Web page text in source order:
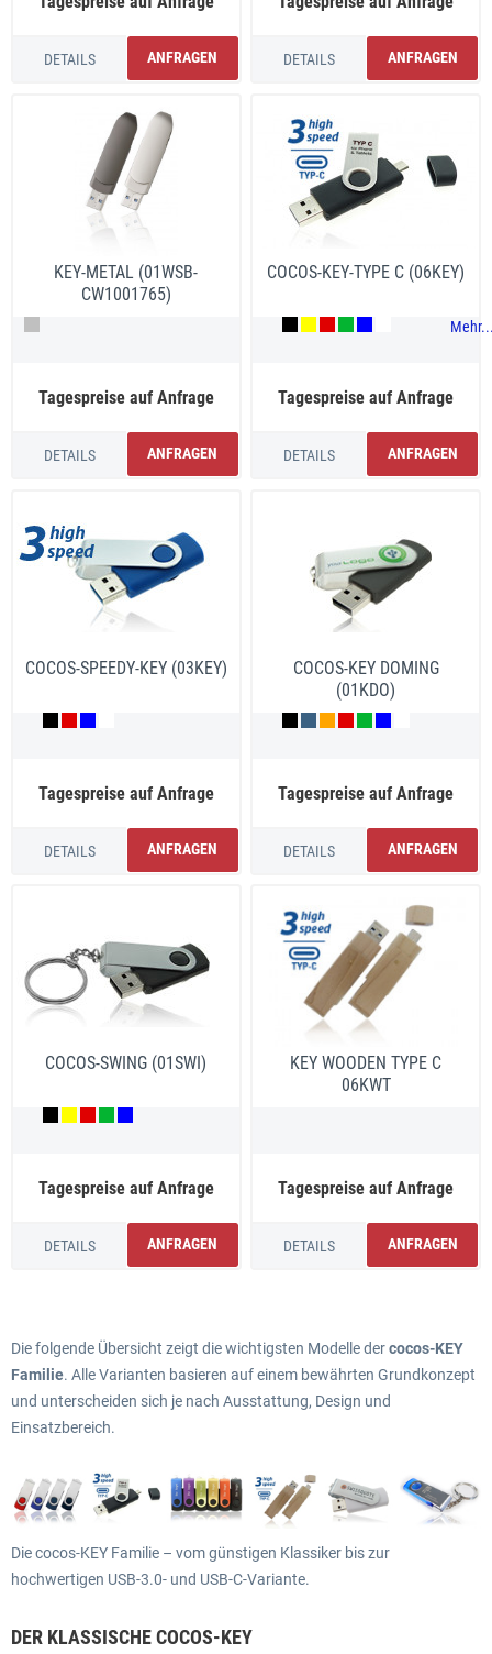
DETAILS ANFRAGEN DETAILS ANFRAGEN
KEY-METAL (01WSB-
CW1001765)
Tagespreise auf Anfrage
DETAILS ANFRAGEN
COCOS-KEY-TYPE C (06KEY)
Tagespreise auf Anfrage
DETAILS ANFRAGEN
COCOS-SPEEDY-KEY (03KEY)
Tagespreise auf Anfrage
DETAILS ANFRAGEN
COCOS-KEY DOMING
(01KDO)
Tagespreise auf Anfrage
DETAILS ANFRAGEN
COCOS-SWING (01SWI)
Tagespreise auf Anfrage
DETAILS ANFRAGEN
KEY WOODEN TYPE C
06KWT
Tagespreise auf Anfrage
DETAILS ANFRAGEN
Die folgende Übersicht zeigt die wichtigsten Modelle dercocos-KEY
Familie. Alle Varianten basieren auf einem bewährten Grundkonzept
und unterscheiden sich je nach Ausstattung, Design und
Einsatzbereich.
Die cocos-KEY Familie – vom günstigen Klassiker bis zur
hochwertigen USB-3.0- und USB-C-Variante.
DER KLASSISCHE COCOS-KEY